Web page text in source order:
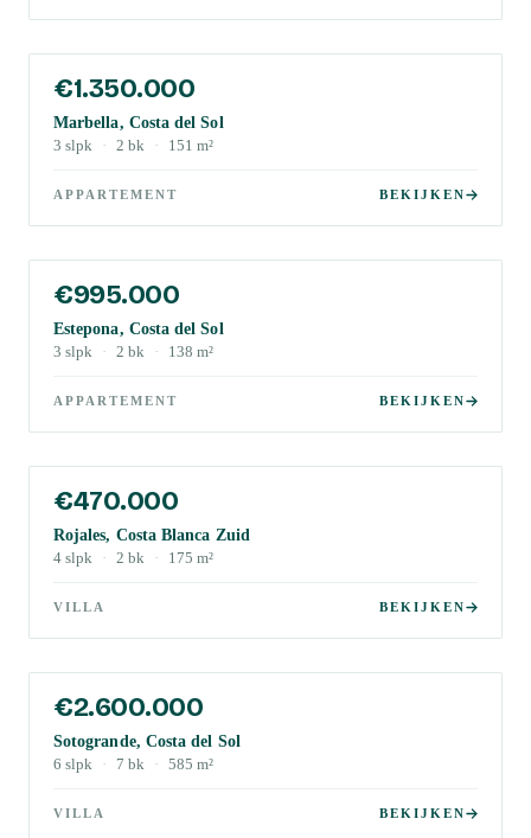
€1.350.000
Marbella, Costa del Sol
3 slpk · 2 bk · 151 m²
APPARTEMENT BEKIJKEN
€995.000
Estepona, Costa del Sol
3 slpk · 2 bk · 138 m²
APPARTEMENT BEKIJKEN
€470.000
Rojales, Costa Blanca Zuid
4 slpk · 2 bk · 175 m²
VILLA BEKIJKEN
€2.600.000
Sotogrande, Costa del Sol
6 slpk · 7 bk · 585 m²
VILLA BEKIJKEN